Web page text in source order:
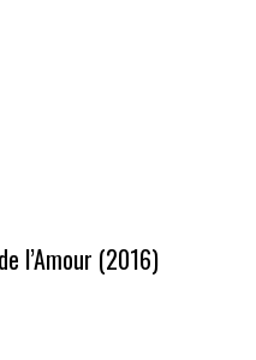
l’Amour (2016)